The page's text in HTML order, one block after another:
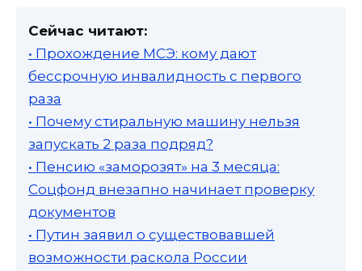
Сейчас читают:
• Прохождение МСЭ: кому дают
бессрочную инвалидность с первого
раза
• Почему стиральную машину нельзя
запускать 2 раза подряд?
• Пенсию «заморозят» на 3 месяца:
Соцфонд внезапно начинает проверку
документов
• Путин заявил о существовавшей
возможности раскола России